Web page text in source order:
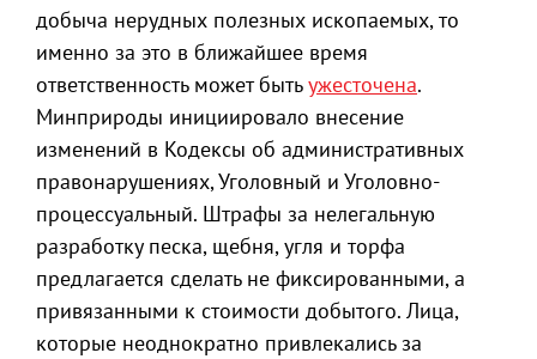
добыча нерудных полезных ископаемых, то
именно за это в ближайшее время
ответственность может бытьужесточена.
Минприроды инициировало внесение
изменений в Кодексы об административных
правонарушениях, Уголовный и Уголовно-
процессуальный. Штрафы за нелегальную
разработку песка, щебня, угля и торфа
предлагается сделать не фиксированными, а
привязанными к стоимости добытого. Лица,
которые неоднократно привлекались за